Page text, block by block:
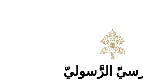
الرَّسوليّ